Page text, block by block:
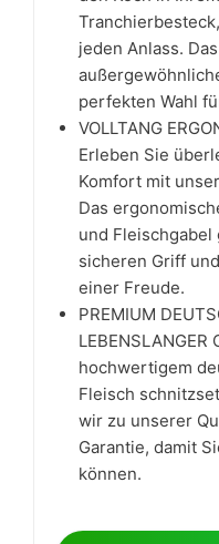
jeden Anlass.
perfekten Wahl
VOLLTANG
Erleben Sie
Komfort mit
Das
und
sicheren Griff
einer Freude.
PREMIUM
hochwertigem
Fleisch
wir zu unserer
Garantie, damit
können.